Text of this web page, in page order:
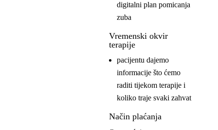
digitalni plan pomicanja
zuba
Vremenski okvir
terapije
pacijentu dajemo
informacije što ćemo
raditi tijekom terapije i
koliko traje svaki zahvat
Način plaćanja